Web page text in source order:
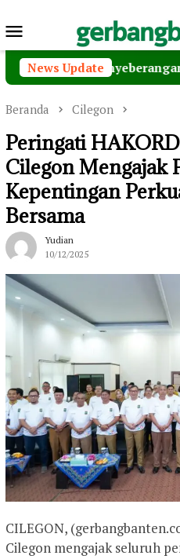
ke
Menu
Mobile
News Update
Penyeberangan, Jasa
Beranda Cilegon
Peringati
Cilegon Mengajak
Kepentingan
Bersama
Yudian
10/12/2025
CILEGON,
Cilegon mengajak seluruh